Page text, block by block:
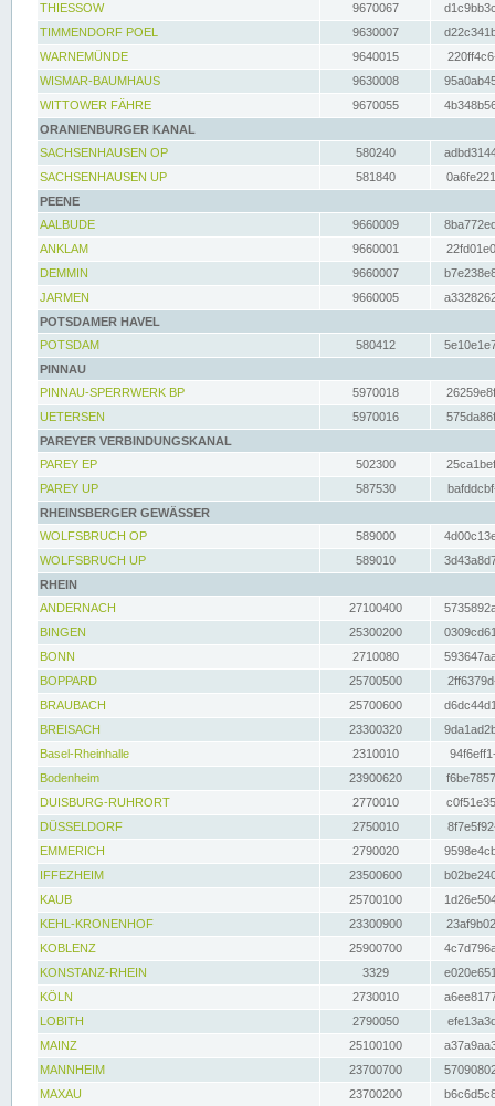
THIESSOW
9670067
TIMMENDORF POEL
9630007
WARNEMÜNDE
9640015
WISMAR-BAUMHAUS
9630008
WITTOWER FÄHRE
9670055
ORANIENBURGER KANAL
SACHSENHAUSEN OP
580240
SACHSENHAUSEN UP
581840
PEENE
AALBUDE
9660009
ANKLAM
9660001
DEMMIN
9660007
JARMEN
9660005
POTSDAMER HAVEL
POTSDAM
580412
PINNAU
PINNAU-SPERRWERK BP
5970018
UETERSEN
5970016
PAREYER VERBINDUNGSKANAL
PAREY EP
502300
PAREY UP
587530
RHEINSBERGER GEWÄSSER
WOLFSBRUCH OP
589000
WOLFSBRUCH UP
589010
RHEIN
ANDERNACH
27100400
BINGEN
25300200
BONN
2710080
BOPPARD
25700500
BRAUBACH
25700600
BREISACH
23300320
Basel-Rheinhalle
2310010
Bodenheim
23900620
DUISBURG-RUHRORT
2770010
DÜSSELDORF
2750010
EMMERICH
2790020
IFFEZHEIM
23500600
KAUB
25700100
KEHL-KRONENHOF
23300900
KOBLENZ
25900700
KONSTANZ-RHEIN
3329
KÖLN
2730010
LOBITH
2790050
MAINZ
25100100
MANNHEIM
23700700
MAXAU
23700200